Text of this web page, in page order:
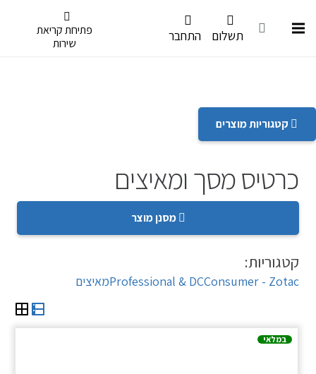
פתיחת קריאת
שירות
תשלום התחבר
קטגוריות מוצרים
קטגוריות:
Consumer - Zotac
Professional & DCמאיצים
כרטיס מסך ומאיצים
מסנן מוצר
במלאי